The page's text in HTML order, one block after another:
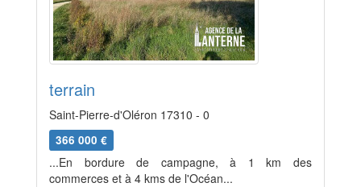
terrain
Saint-Pierre-d'Oléron 17310 - 0
366 000 €
...En bordure de campagne, à 1 km des
commerces et à 4 kms de l'Océan...